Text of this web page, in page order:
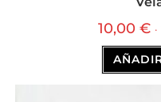
10,00 €